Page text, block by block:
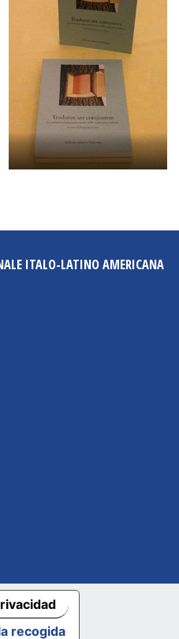
ITALO-LATINO AMERICANA
recogida